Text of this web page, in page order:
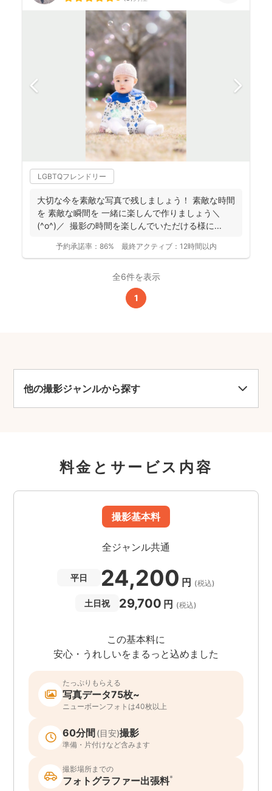
LGBTQフレンドリー
大切な今を素敵な写真で残しましょう！ 素敵な時間
を 素敵な瞬間を 一緒に楽しんで作りましょう＼
(^o^)／ 撮影の時間を楽しんでいただける様に...
予約承諾率： 86% 最終アクティブ： 12時間以内
全6件を表示
1
他の撮影ジャンルから探す
料金とサービス内容
撮影基本料
全ジャンル共通
平日 24,200 円 (税込)
土日祝 29,700 円 (税込)
この基本料に
安心・うれしいをまるっと込めました
たっぷりもらえる
写真データ75枚~
ニューボーンフォトは40枚以上
60分間 (目安)撮影
準備・片付けなど含みます
撮影場所までの
フォトグラファー出張料*